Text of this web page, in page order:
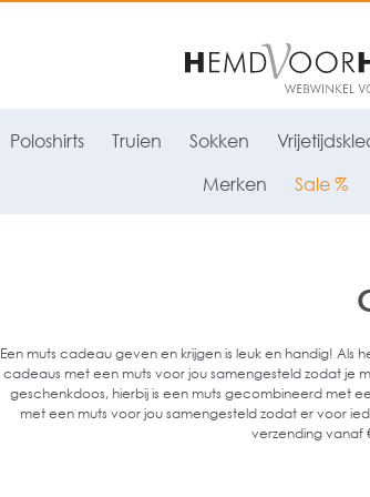
Poloshirts Truien Sokken
Merken Sale %
Een muts cadeau geven en krijgen is leuk en handig! Als
cadeaus met een muts voor jou samengesteld zodat je
geschenkdoos, hierbij is een muts gecombineerd met
met een muts voor jou samengesteld zodat er voor
verzending vanaf